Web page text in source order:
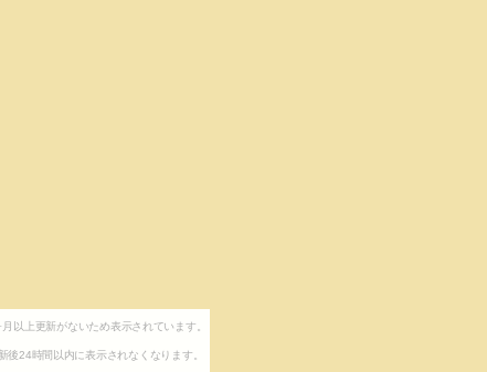
以上更新がないため表示されています。
後24時間以内に表示されなくなります。